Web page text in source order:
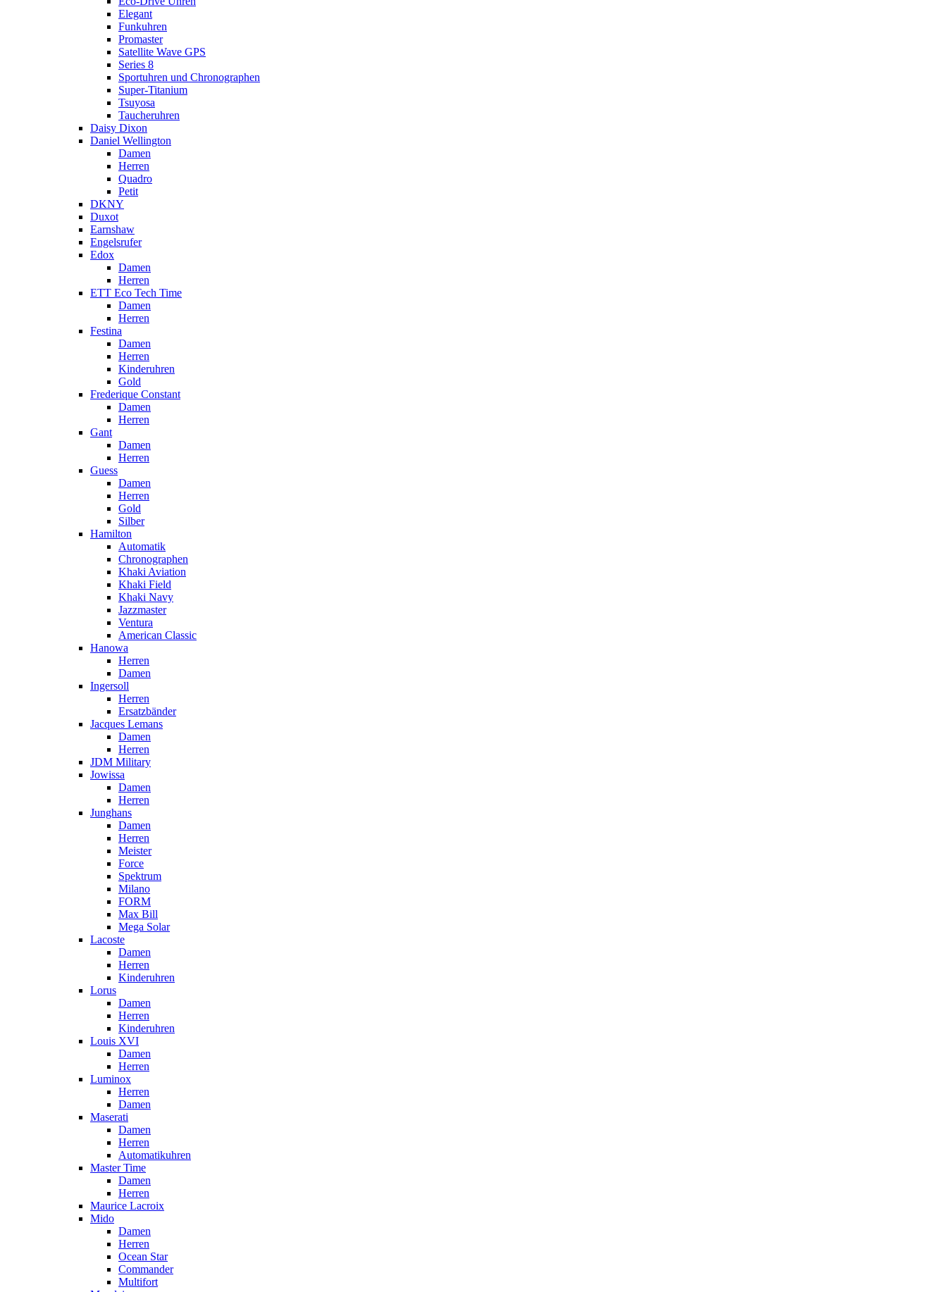
Elegant
Funkuhren
Promaster
Satellite Wave GPS
Series 8
Sportuhren und Chronographen
Super-Titanium
Tsuyosa
Taucheruhren
Daisy Dixon
Daniel Wellington
Damen
Herren
Quadro
Petit
DKNY
Duxot
Earnshaw
Engelsrufer
Edox
Damen
Herren
ETT Eco Tech Time
Damen
Herren
Festina
Damen
Herren
Kinderuhren
Gold
Frederique Constant
Damen
Herren
Gant
Damen
Herren
Guess
Damen
Herren
Gold
Silber
Hamilton
Automatik
Chronographen
Khaki Aviation
Khaki Field
Khaki Navy
Jazzmaster
Ventura
American Classic
Hanowa
Herren
Damen
Ingersoll
Herren
Ersatzbänder
Jacques Lemans
Damen
Herren
JDM Military
Jowissa
Damen
Herren
Junghans
Damen
Herren
Meister
Force
Spektrum
Milano
FORM
Max Bill
Mega Solar
Lacoste
Damen
Herren
Kinderuhren
Lorus
Damen
Herren
Kinderuhren
Louis XVI
Damen
Herren
Luminox
Herren
Damen
Maserati
Damen
Herren
Automatikuhren
Master Time
Damen
Herren
Maurice Lacroix
Mido
Damen
Herren
Ocean Star
Commander
Multifort